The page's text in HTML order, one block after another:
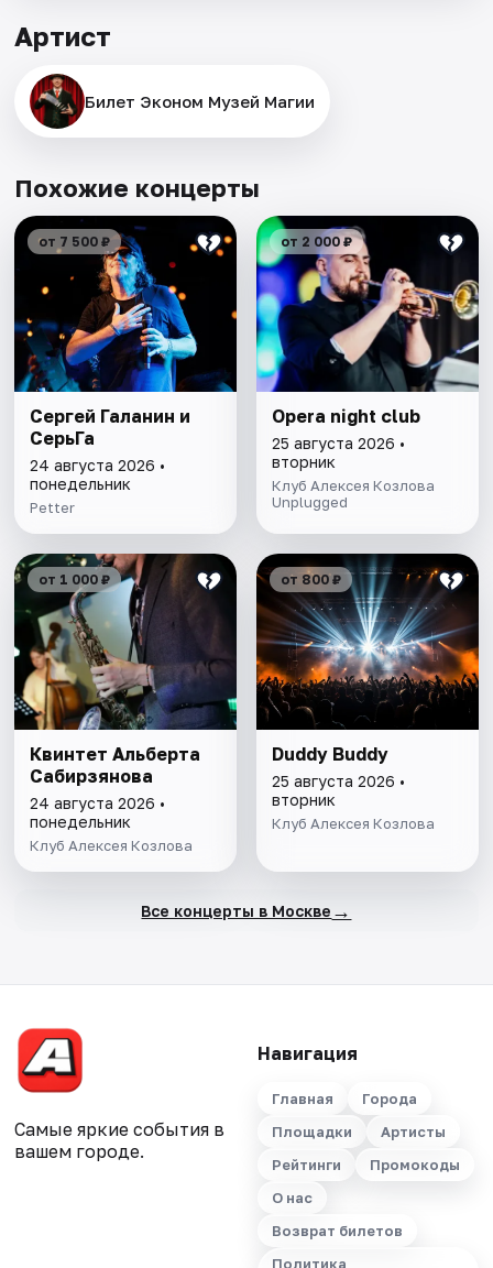
Артист
Билет Эконом Музей Магии
Похожие концерты
от 7 500 ₽
Сергей Галанин и
СерьГа
24 августа 2026 •
понедельник
Petter
от 2 000 ₽
Opera night club
25 августа 2026 •
вторник
Клуб Алексея Козлова
Unplugged
от 1 000 ₽
Квинтет Альберта
Сабирзянова
24 августа 2026 •
понедельник
Клуб Алексея Козлова
от 800 ₽
Duddy Buddy
25 августа 2026 •
вторник
Клуб Алексея Козлова
Все концерты в Москве →
Самые яркие события в
вашем городе.
Навигация
Главная
Города
Площадки
Артисты
Рейтинги
Промокоды
О нас
Возврат билетов
Политика